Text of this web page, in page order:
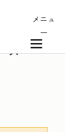
メニュ
ー
ス